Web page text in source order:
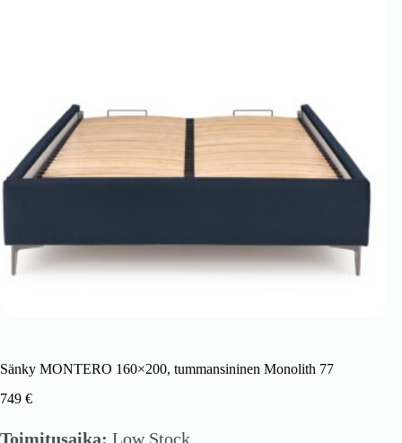
Sänky MONTERO 160×200, tummansininen Monolith 77
749 €
Toimitusaika: Low Stock